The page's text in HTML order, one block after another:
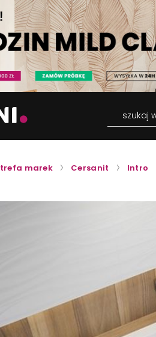
szukaj
marek Cersanit Intro